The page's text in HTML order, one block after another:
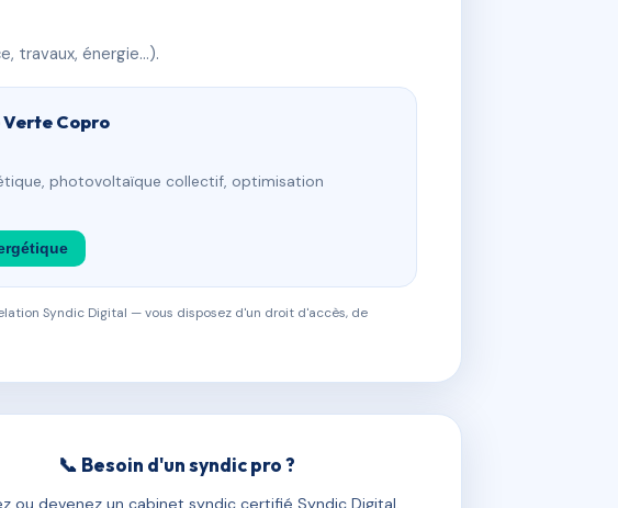
travaux, énergie…).
Verte Copro
photovoltaïque collectif, optimisation
Syndic Digital — vous disposez d'un droit d'accès, de
📞 Besoin d'un syndic pro ?
ou devenez un cabinet syndic certifié Syndic Digital.